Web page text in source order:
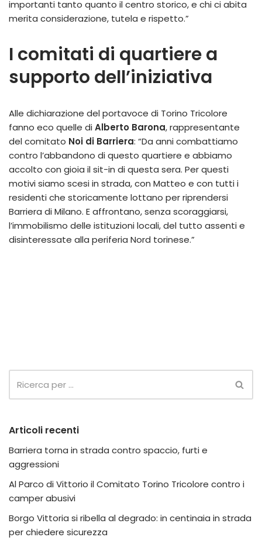
importanti tanto quanto il centro storico, e chi ci abita
merita considerazione, tutela e rispetto.”
I comitati di quartiere a
supporto dell’iniziativa
Alle dichiarazione del portavoce di Torino Tricolore
fanno eco quelle diAlberto Barona, rappresentante
del comitato Noi di Barriera: “Da anni combattiamo
contro l’abbandono di questo quartiere e abbiamo
accolto con gioia il sit-in di questa sera. Per questi
motivi siamo scesi in strada, con Matteo e con tutti i
residenti che storicamente lottano per riprendersi
Barriera di Milano. E affrontano, senza scoraggiarsi,
l’immobilismo delle istituzioni locali, del tutto assenti e
disinteressate alla periferia Nord torinese.”
Articoli recenti
Barriera torna in strada contro spaccio, furti e
aggressioni
Al Parco di Vittorio il Comitato Torino Tricolore contro i
camper abusivi
Borgo Vittoria si ribella al degrado: in centinaia in strada
per chiedere sicurezza